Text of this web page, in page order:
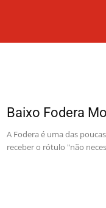
Baixo Fodera
A Fodera é uma das
receber o rótulo "não